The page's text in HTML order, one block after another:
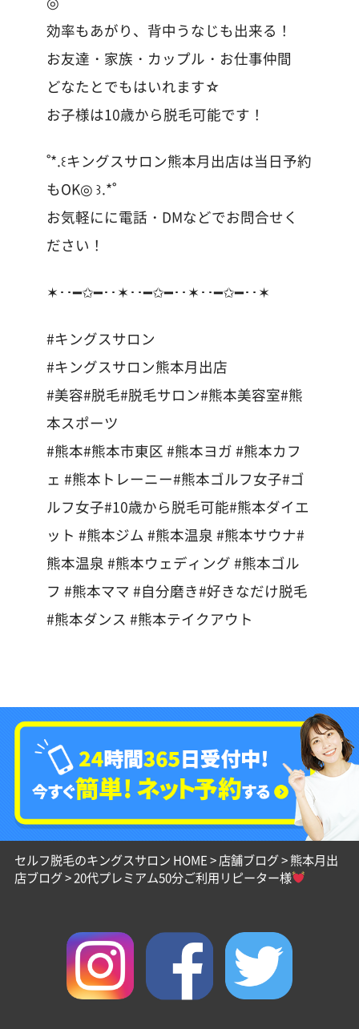
効率もあがり、背中うなじも出来る！
お友達・家族・カップル・お仕事仲間
どなたとでもはいれます☆
お子様は10歳から脱毛可能です！
˚*.꒰キングスサロン熊本月出店は当日予約
もOK◎ ꒱.*˚
お気軽にに電話・DMなどでお問合せく
ださい！
✶･･━✩━･･✶･･━✩━･･✶･･━✩━･･✶
#キングスサロン
#キングスサロン熊本月出店
#美容#脱毛#脱毛サロン#熊本美容室#熊
本スポーツ
#熊本#熊本市東区 #熊本ヨガ #熊本カフ
ェ #熊本トレーニー#熊本ゴルフ女子#ゴ
ルフ女子#10歳から脱毛可能#熊本ダイエ
ット #熊本ジム #熊本温泉 #熊本サウナ#
熊本温泉 #熊本ウェディング #熊本ゴル
フ #熊本ママ #自分磨き#好きなだけ脱毛
#熊本ダンス #熊本テイクアウト
セルフ脱毛のキングスサロン HOME>店舗ブログ>熊本月出
店ブログ>20代プレミアム50分ご利用リピーター様